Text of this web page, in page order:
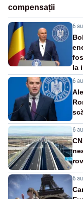
compensații
6
la
6
6
6